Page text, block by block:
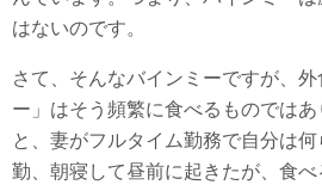
はないのです。
さて、そんなバインミーですが、
ー」はそう頻繁に食べるものではあ
と、妻がフルタイム勤務で自分は
勤、朝寝して昼前に起きたが、食